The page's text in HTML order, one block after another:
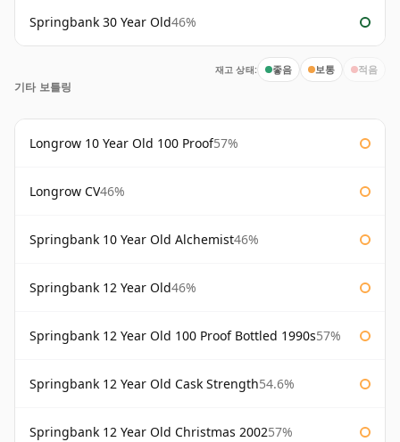
Springbank 30 Year Old46%
재고 상태: 좋음 보통 적음
기타 보틀링
Longrow 10 Year Old 100 Proof57%
Longrow CV46%
Springbank 10 Year Old Alchemist46%
Springbank 12 Year Old46%
Springbank 12 Year Old 100 Proof Bottled 1990s57%
Springbank 12 Year Old Cask Strength54.6%
Springbank 12 Year Old Christmas 200257%